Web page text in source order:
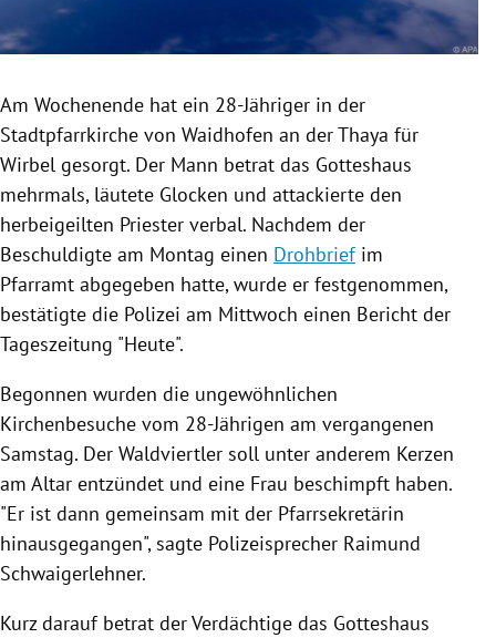
Untermenü
Untermenü
Untermenü
Am Wochenende hat ein 28-Jähriger in der
Stadtpfarrkirche von Waidhofen an der Thaya für
Wirbel gesorgt. Der Mann betrat das Gotteshaus
mehrmals, läutete Glocken und attackierte den
herbeigeilten Priester verbal. Nachdem der
Beschuldigte am Montag einen Drohbriefim
Pfarramt abgegeben hatte, wurde er festgenommen,
bestätigte die Polizei am Mittwoch einen Bericht der
Tageszeitung "Heute".
Begonnen wurden die ungewöhnlichen
Kirchenbesuche vom 28-Jährigen am vergangenen
Samstag. Der Waldviertler soll unter anderem Kerzen
am Altar entzündet und eine Frau beschimpft haben.
"Er ist dann gemeinsam mit der Pfarrsekretärin
hinausgegangen", sagte Polizeisprecher Raimund
Schwaigerlehner.
Kurz darauf betrat der Verdächtige das Gotteshaus